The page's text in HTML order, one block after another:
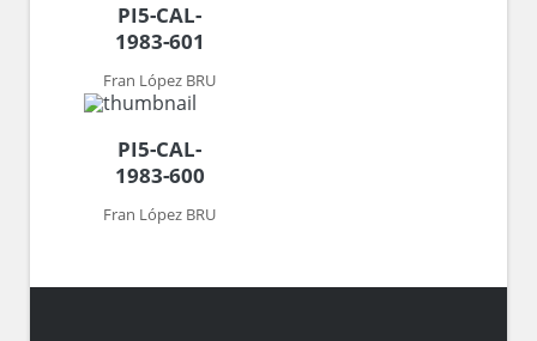
PI5-CAL-
1983-601
Fran López BRU
PI5-CAL-
1983-600
Fran López BRU